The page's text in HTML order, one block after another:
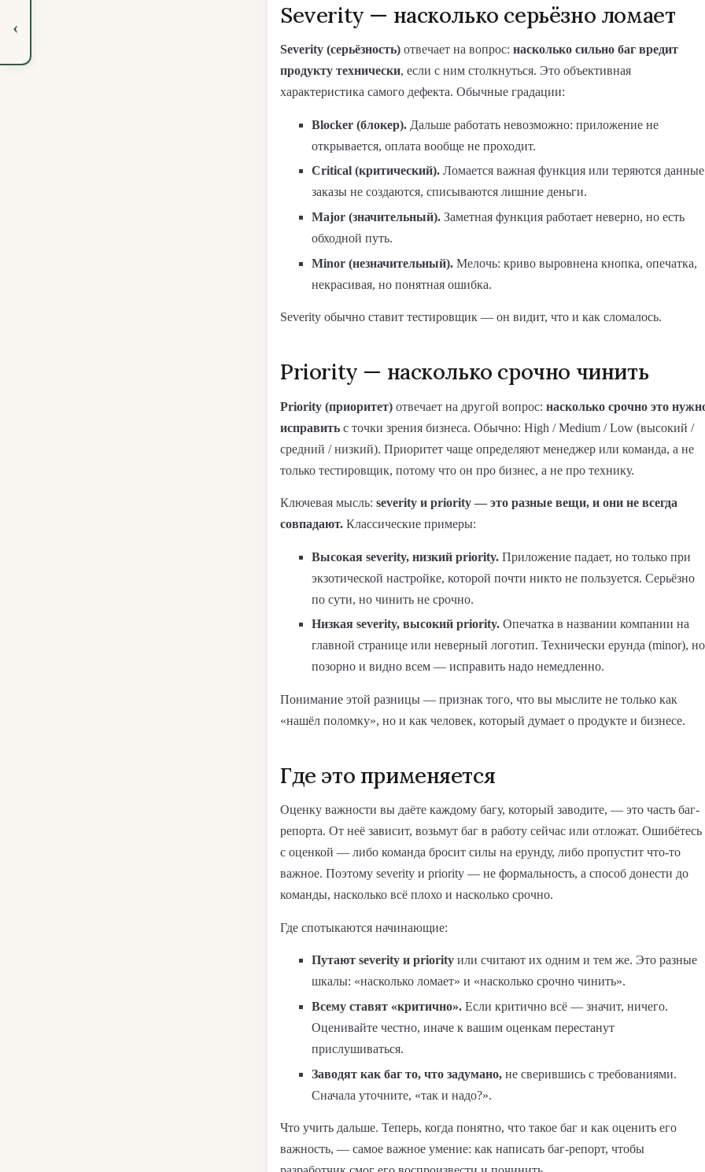
‹ Severity — насколько серьёзно ломает
Severity (серьёзность) отвечает на вопрос: насколько сильно баг вредит
продукту технически, если с ним столкнуться. Это объективная
характеристика самого дефекта. Обычные градации:
Blocker (блокер). Дальше работать невозможно: приложение не
открывается, оплата вообще не проходит.
Critical (критический). Ломается важная функция или теряются
заказы не создаются, списываются лишние деньги.
Major (значительный). Заметная функция работает неверно, но есть
обходной путь.
Minor (незначительный). Мелочь: криво выровнена кнопка, опечатка,
некрасивая, но понятная ошибка.
Severity обычно ставит тестировщик — он видит, что и как сломалось.
Priority — насколько срочно чинить
Priority (приоритет) отвечает на другой вопрос: насколько срочно это
исправить с точки зрения бизнеса. Обычно: High / Medium / Low (высокий /
средний / низкий). Приоритет чаще определяют менеджер или команда, а не
только тестировщик, потому что он про бизнес, а не про технику.
Ключевая мысль: severity и priority — это разные вещи, и они не всегда
совпадают. Классические примеры:
Высокая severity, низкий priority. Приложение падает, но только при
экзотической настройке, которой почти никто не пользуется. Серьёзно
по сути, но чинить не срочно.
Низкая severity, высокий priority. Опечатка в названии компании на
главной странице или неверный логотип. Технически ерунда (minor), но
позорно и видно всем — исправить надо немедленно.
Понимание этой разницы — признак того, что вы мыслите не только как
«нашёл поломку», но и как человек, который думает о продукте и бизнесе.
Где это применяется
Оценку важности вы даёте каждому багу, который заводите, — это часть баг-
репорта. От неё зависит, возьмут баг в работу сейчас или отложат. Ошибётесь
с оценкой — либо команда бросит силы на ерунду, либо пропустит что-то
важное. Поэтому severity и priority — не формальность, а способ донести до
команды, насколько всё плохо и насколько срочно.
Где спотыкаются начинающие:
Путают severity и priority или считают их одним и тем же. Это разные
шкалы: «насколько ломает» и «насколько срочно чинить».
Всему ставят «критично». Если критично всё — значит, ничего.
Оценивайте честно, иначе к вашим оценкам перестанут
прислушиваться.
Заводят как баг то, что задумано, не сверившись с требованиями.
Сначала уточните, «так и надо?».
Что учить дальше. Теперь, когда понятно, что такое баг и как оценить его
важность, — самое важное умение: как написать баг-репорт, чтобы